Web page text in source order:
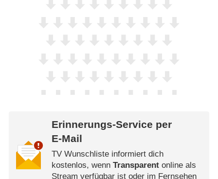
Erinnerungs-Service per
E-Mail
TV Wunschliste informiert dich
kostenlos, wenn Transparentonline als
Stream verfügbar ist oder im Fernsehen